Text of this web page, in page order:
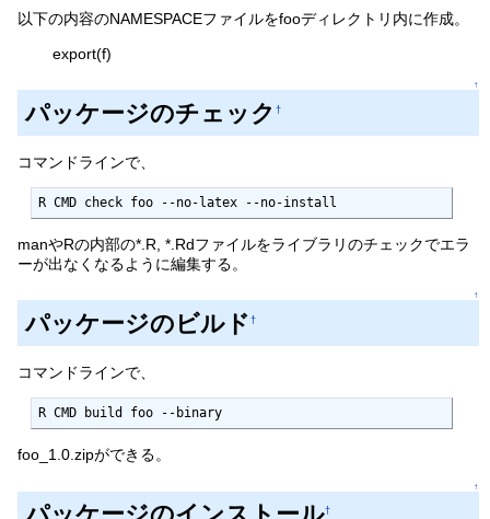
以下の内容のNAMESPACEファイルをfooディレクトリ内に作成。
export(f)
↑
パッケージのチェック †
コマンドラインで、
R CMD check foo --no-latex --no-install
manやRの内部の*.R, *.Rdファイルをライブラリのチェックでエラ
ーが出なくなるように編集する。
↑
パッケージのビルド †
コマンドラインで、
R CMD build foo --binary
foo_1.0.zipができる。
↑
†